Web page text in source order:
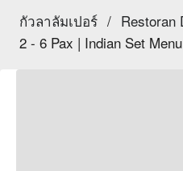
กัวลาลัมเปอร์ / Restoran
2 - 6 Pax | Indian Set Menu